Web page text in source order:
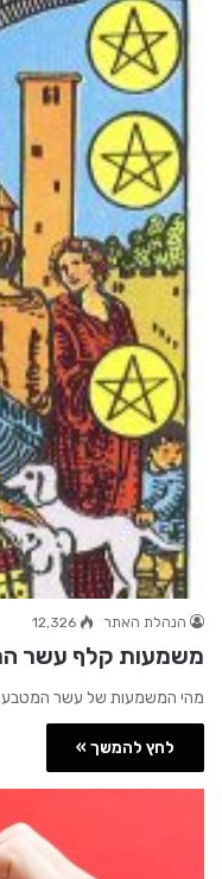
הנהלת האתר 12,326
משמעות קלף עשר
מהי המשמעות של עשר
לחץ להמשך »